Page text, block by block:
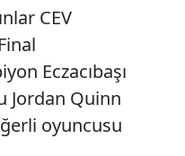
CEV
Eczacıbaşı
Jordan Quinn
oyuncusu